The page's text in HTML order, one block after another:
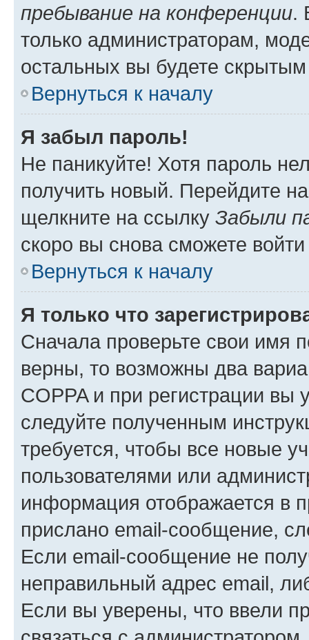
пребывание на конференции.
только администраторам,
остальных вы будете
Вернуться к началу
Я забыл пароль!
Не паникуйте! Хотя пароль
получить новый. Перейдите
щелкните на ссылку Забыли
скоро вы снова сможете
Вернуться к началу
Я только что
Сначала проверьте свои имя
верны, то возможны два
COPPA и при регистрации вы
следуйте полученным
требуется, чтобы все новые
пользователями или
информация отображается в
прислано email-сообщение,
Если email-сообщение не
неправильный адрес email,
Если вы уверены, что ввели